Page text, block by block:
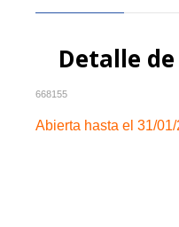
Detalle
668155
Abierta hasta el 31/